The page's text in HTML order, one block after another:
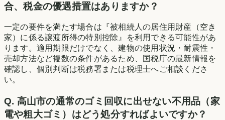
合、税金の優遇措置はありますか？
一定の要件を満たす場合は『被相続人の居住用財産（空き
家）に係る譲渡所得の特別控除』を利用できる可能性があ
ります。適用期限だけでなく、建物の使用状況・耐震性・
売却方法など複数の条件があるため、国税庁の最新情報を
確認し、個別判断は税務署または税理士へご相談くださ
い。
Q. 高山市の通常のゴミ回収に出せない不用品（家
電や粗大ゴミ）はどう処分すればよいですか？